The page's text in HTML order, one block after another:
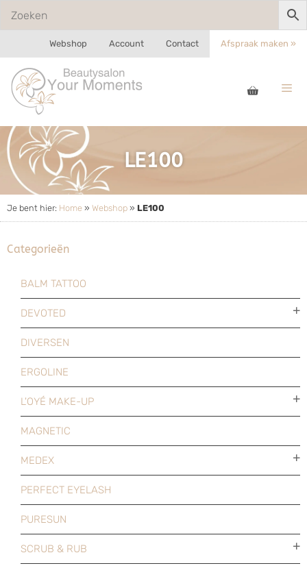
Webshop Account Contact Afspraak maken »
LE100
Je bent hier: Home » Webshop » LE100
Categorieën
BALM TATTOO
DEVOTED
DIVERSEN
ERGOLINE
L'OYÉ MAKE-UP
MAGNETIC
MEDEX
PERFECT EYELASH
PURESUN
SCRUB & RUB